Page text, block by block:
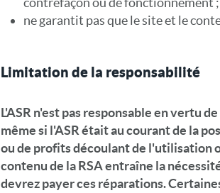
ne garantit pas que le site et le
Limitation de la responsabilité
L'ASR n'est pas responsable en vertu
même si l'ASR était au courant de la
ou de profits découlant de l'utilisation
contenu de la RSA entraîne la
devrez payer ces réparations.